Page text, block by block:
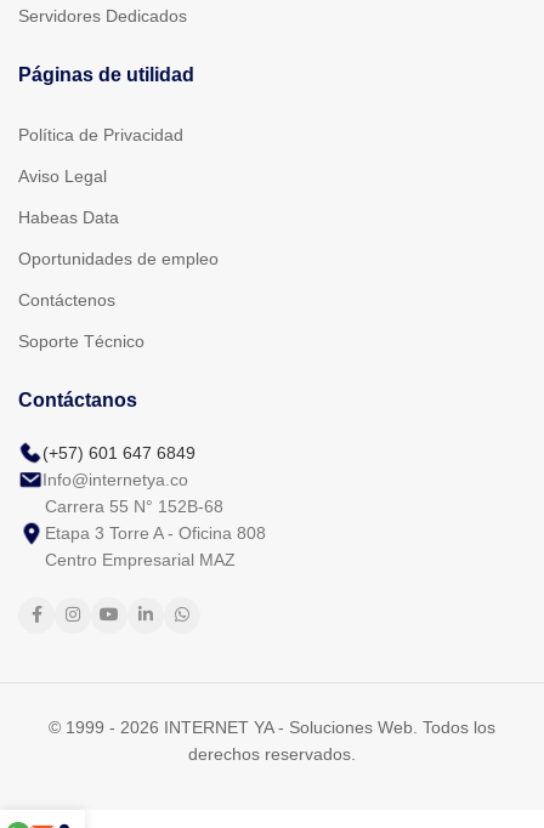
Servidores Dedicados
Páginas de utilidad
Política de Privacidad
Aviso Legal
Habeas Data
Oportunidades de empleo
Contáctenos
Soporte Técnico
Contáctanos
(+57) 601 647 6849
Info@internetya.co
Carrera 55 N° 152B-68
Etapa 3 Torre A - Oficina 808
Centro Empresarial MAZ
© 1999 - 2026 INTERNET YA - Soluciones Web. Todos los
derechos reservados.